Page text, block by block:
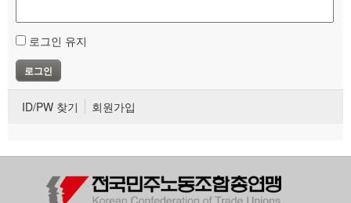
로그인 유지
ID/PW 찾기 회원가입